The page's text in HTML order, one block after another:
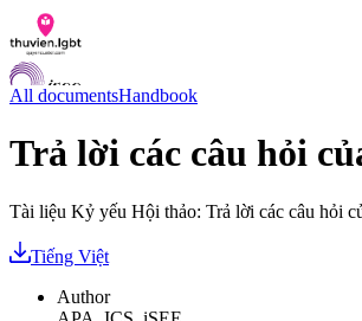
Documents
Q&A
LGBTI Inclusion Index
VI
All documentsHandbook
Trả lời các câu hỏi
Tài liệu Kỷ yếu Hội thảo: Trả lời các câu hỏi
Tiếng Việt
Author